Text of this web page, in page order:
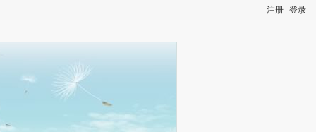
注册 登录